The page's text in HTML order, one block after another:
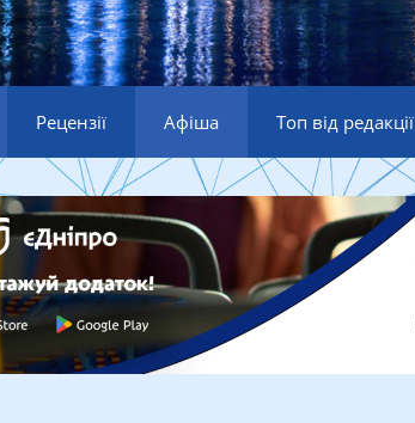
Рецензії Афіша Топ від редакції